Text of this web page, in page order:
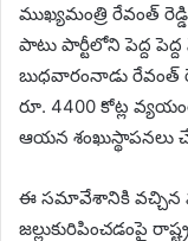
ముఖ్యమంత్రి రేవంత్
పాటు పార్టీలోని పెద్ద పెద్ద
బుధవారంనాడు రేవంత్
రూ. 4400 కోట్ల
ఆయన శంఖుస్థాపనలు
ఈ సమావేశానికి వచ్చిన
జల్లుకురిపించడంపై